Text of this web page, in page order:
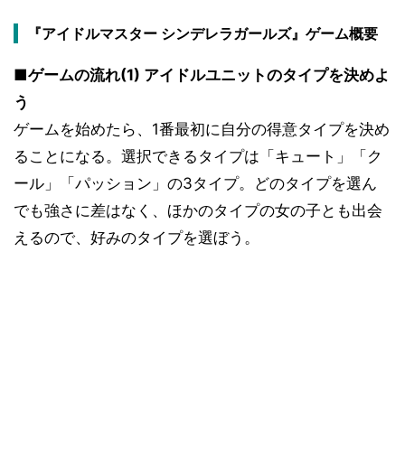
『アイドルマスター シンデレラガールズ』ゲーム概要
■ゲームの流れ(1) アイドルユニットのタイプを決めよ
う
ゲームを始めたら、1番最初に自分の得意タイプを決め
ることになる。選択できるタイプは「キュート」「ク
ール」「パッション」の3タイプ。どのタイプを選ん
でも強さに差はなく、ほかのタイプの女の子とも出会
えるので、好みのタイプを選ぼう。